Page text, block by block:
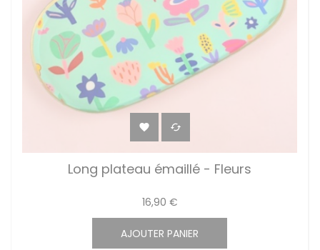
 
Long plateau émaillé - Fleurs
16,90 €
AJOUTER PANIER